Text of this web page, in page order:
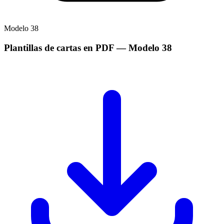
Modelo 38
Plantillas de cartas en PDF— Modelo 38